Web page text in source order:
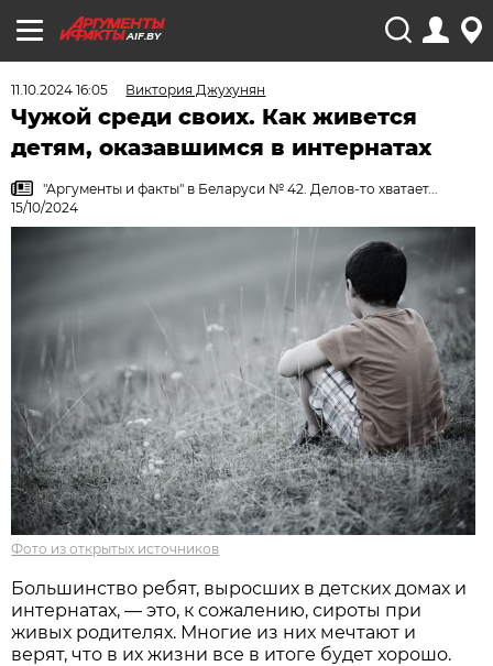
AIF.BY
11.10.2024 16:05 Виктория Джухунян
Чужой среди своих. Как живется
детям, оказавшимся в интернатах
"Аргументы и факты" в Беларуси № 42. Делов-то хватает...
15/10/2024
Фото из открытых источников
Большинство ребят, выросших в детских домах и
интернатах, — это, к сожалению, сироты при
живых родителях. Многие из них мечтают и
верят, что в их жизни все в итоге будет хорошо.